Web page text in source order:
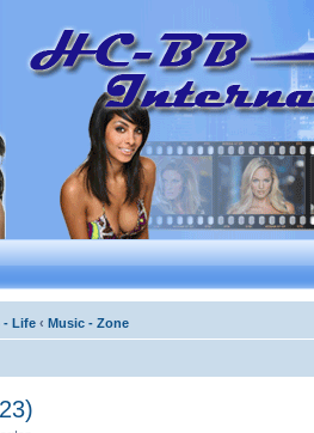
- Life ‹ Music - Zone